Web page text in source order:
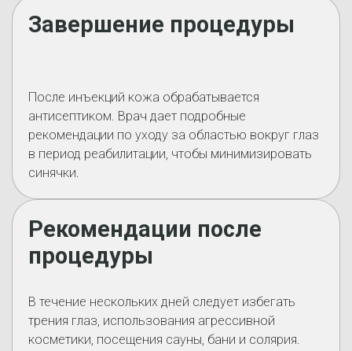
Завершение процедуры
После инъекций кожа обрабатывается
антисептиком. Врач дает подробные
рекомендации по уходу за областью вокруг глаз
в период реабилитации, чтобы минимизировать
синячки.
Рекомендации после
процедуры
В течение нескольких дней следует избегать
трения глаз, использования агрессивной
косметики, посещения сауны, бани и солярия.